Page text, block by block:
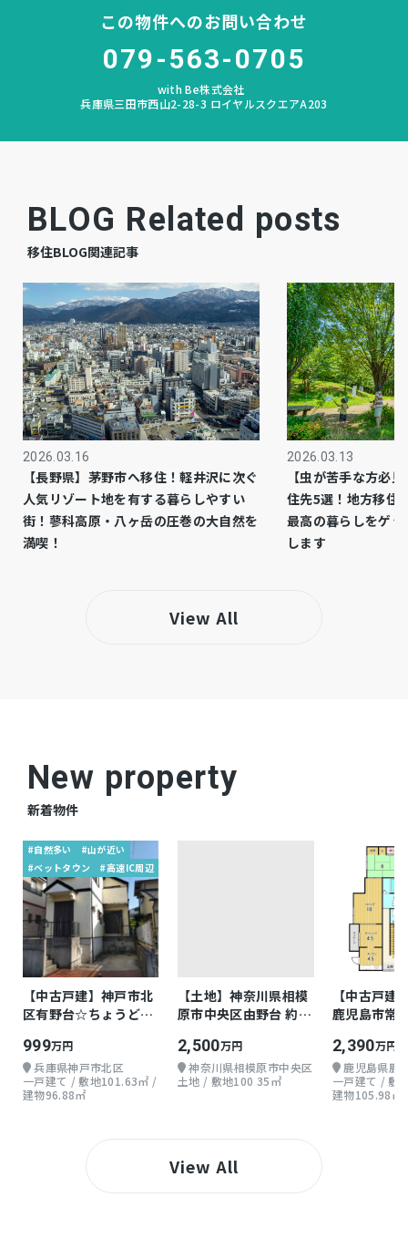
なし
なし
地目 宅地
引渡時期 相談
下水道 公共
ガス 都市ガス
都市計画 市街化区域
用途地域
設備・条件 側溝、角地
備考
※お好きなハウスメーカー・工務店で理想の住ま
環境・子育て世帯にオススメ
この物件へのお問い合わせ
079-563-0705
with Be株式会社
兵庫県三田市西山2-28-3 ロイヤルスクエアA203
BLOG Related posts
移住BLOG関連記事
2026.03.16
【長野県】茅野市へ移住！軽井沢に次ぐ
人気リゾート地を有する暮らしやすい
街！蓼科高原・八ヶ岳の圧巻の大自然を
満喫！
2026.03.13
【虫が苦手な方必
住先5選！地方移住
最高の暮らしをゲ
します
View All
New property
新着物件
#自然多い
#山が近い
#ベットタウン
#高速IC周辺
【中古戸建】神戸市北
区有野台☆ちょうどよ
999万円
兵庫県神戸市北区
一戸建て / 敷地101.63㎡ /
建物96.88㎡
【土地】神奈川県相模
原市中央区由野台 約
2,500万円
神奈川県相模原市中央区
土地 / 敷地100.35㎡
【中古戸建
鹿児島市常
2,390万円
鹿児島県鹿
一戸建て / 敷
建物105.98㎡
View All